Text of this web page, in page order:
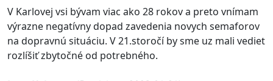
V Karlovej vsi bývam viac ako 28 rokov a preto vnímam
výrazne negatívny dopad zavedenia novych semaforov
na dopravnú situáciu. V 21.storočí by sme uz mali vediet
rozlíšiť zbytočné od potrebného.